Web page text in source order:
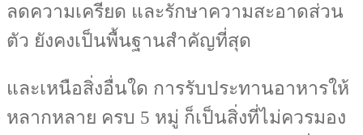
ลดความเครียด และรักษาความสะอาดส่วน
ตัว ยังคงเป็นพื้นฐานสำคัญที่สุด
และเหนือสิ่งอื่นใด การรับประทานอาหารให้
หลากหลาย ครบ 5 หมู่ ก็เป็นสิ่งที่ไม่ควรมอง